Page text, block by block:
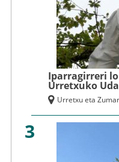
Iparragirreri
Urretxuko
Urretxu eta
3